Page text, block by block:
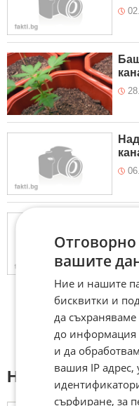
Напиши
вашите
Ние и нашите
бисквитки и
да
до информация
и да
вашия IP адрес,
сърфиране, за